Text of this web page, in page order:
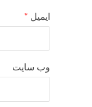
ایمیل *
وب‌ سایت